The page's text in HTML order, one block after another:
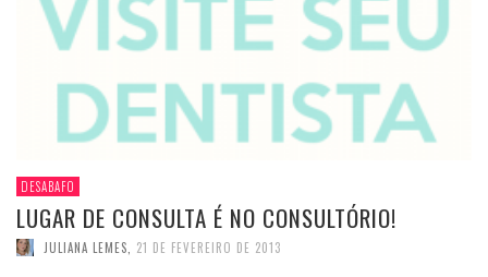
DESABAFO
LUGAR DE CONSULTA É NO CONSULTÓRIO!
JULIANA LEMES 21 DE FEVEREIRO DE 2013